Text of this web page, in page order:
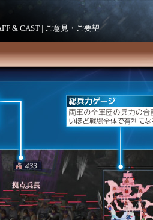
& CAST | ご意見・ご要望